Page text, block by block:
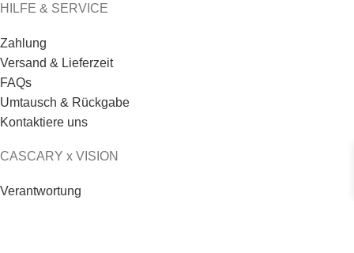
HILFE & SERVICE
Zahlung
Versand & Lieferzeit
FAQs
Umtausch & Rückgabe
Kontaktiere uns
CASCARY x VISION
Verantwortung